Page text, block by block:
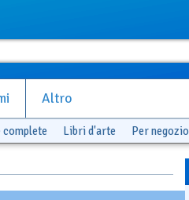
Altro
complete Libri d'arte Per negozio